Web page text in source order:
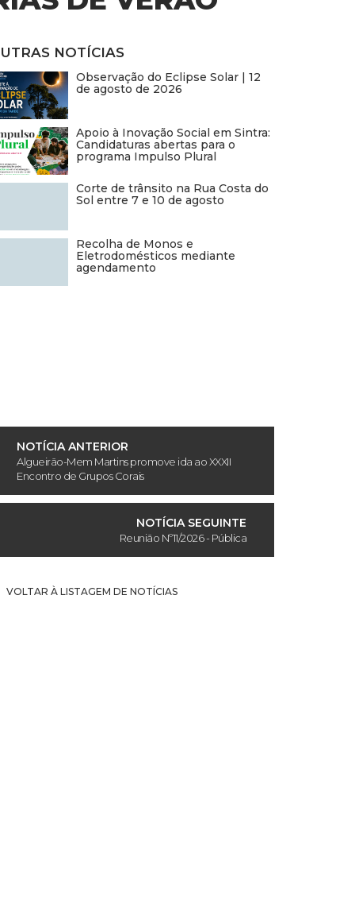
NOTÍCIAS
Observação do Eclipse Solar | 12
de agosto de 2026
Apoio à Inovação Social em Sintra:
Candidaturas abertas para o
programa Impulso Plural
Corte de trânsito na Rua Costa do
Sol entre 7 e 10 de agosto
Recolha de Monos e
Eletrodomésticos mediante
agendamento
NOTÍCIA ANTERIOR
Algueirão-Mem Martins promove ida ao XXXII
Encontro de Grupos Corais
NOTÍCIA SEGUINTE
Reunião Nº11/2026 - Pública
VOLTAR À LISTAGEM DE NOTÍCIAS